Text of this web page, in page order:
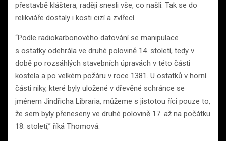
přestavbě kláštera, raději snesli vše, co našli. Tak se do
relikviáře dostaly i kosti cizí a zvířecí.
“Podle radiokarbonového datování se manipulace
s ostatky odehrála ve druhé polovině 14. století, tedy v
době po rozsáhlých stavebních úpravách v této části
kostela a po velkém požáru v roce 1381. U ostatků v horní
části niky, které byly uložené v dřevěné schránce se
jménem Jindřicha Libraria, můžeme s jistotou říci pouze to,
že sem byly přeneseny ve druhé polovině 17. až na počátku
18. století,” říká Thomová.